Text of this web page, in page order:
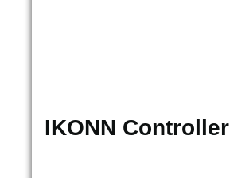
IKONN Controller